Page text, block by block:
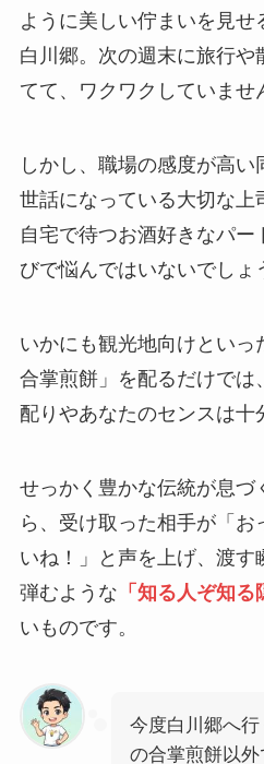
ように美しい佇まいを見せ
白川郷。次の週末に旅行や
てて、ワクワクしていませ
しかし、職場の感度が高
世話になっている大切な上
自宅で待つお酒好きなパー
びで悩んではいないでしょ
いかにも観光地向けといっ
合掌煎餅」を配るだけでは
配りやあなたのセンスは十
せっかく豊かな伝統が息づ
ら、受け取った相手が「お
いね！」と声を上げ、渡す
弾むような 「知る人ぞ知る
いものです。
今度白川郷へ
の合掌煎餅以